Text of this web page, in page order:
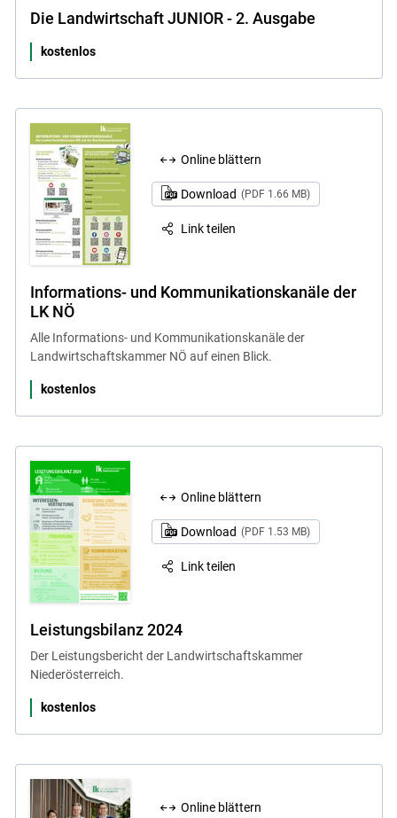
Die Landwirtschaft JUNIOR - 2. Ausgabe
kostenlos
Online blättern
Download (PDF 1.66 MB)
Link teilen
Informations- und Kommunikationskanäle der
LK NÖ
Alle Informations- und Kommunikationskanäle der
Landwirtschaftskammer NÖ auf einen Blick.
kostenlos
Online blättern
Download (PDF 1.53 MB)
Link teilen
Leistungsbilanz 2024
Der Leistungsbericht der Landwirtschaftskammer
Niederösterreich.
kostenlos
Online blättern